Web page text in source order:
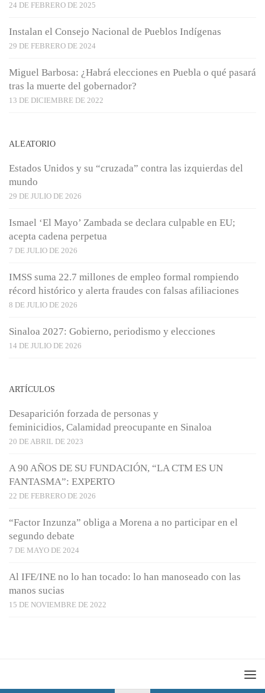
24 DE FEBRERO DE 2025
Instalan el Consejo Nacional de Pueblos Indígenas
29 DE FEBRERO DE 2024
Miguel Barbosa: ¿Habrá elecciones en Puebla o qué pasará
tras la muerte del gobernador?
13 DE DICIEMBRE DE 2022
ALEATORIO
Estados Unidos y su “cruzada” contra las izquierdas del
mundo
29 DE JULIO DE 2026
Ismael ‘El Mayo’ Zambada se declara culpable en EU;
acepta cadena perpetua
7 DE JULIO DE 2026
IMSS suma 22.7 millones de empleo formal rompiendo
récord histórico y alerta fraudes con falsas afiliaciones
8 DE JULIO DE 2026
Sinaloa 2027: Gobierno, periodismo y elecciones
14 DE JULIO DE 2026
ARTÍCULOS
Desaparición forzada de personas y
feminicidios, Calamidad preocupante en Sinaloa
20 DE ABRIL DE 2023
A 90 AÑOS DE SU FUNDACIÓN, “LA CTM ES UN
FANTASMA”: EXPERTO
22 DE FEBRERO DE 2026
“Factor Inzunza” obliga a Morena a no participar en el
segundo debate
7 DE MAYO DE 2024
Al IFE/INE no lo han tocado: lo han manoseado con las
manos sucias
15 DE NOVIEMBRE DE 2022